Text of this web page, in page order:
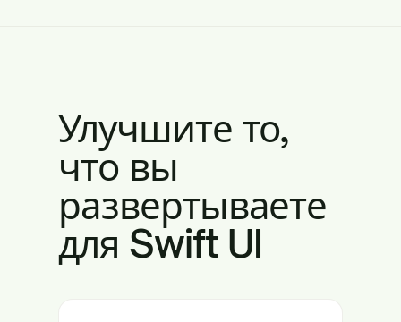
Улучшите то,
что вы
развертываете
для Swift UI